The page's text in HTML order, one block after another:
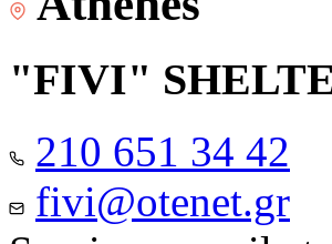
"FIVI"
210 651 34 42
fivi@otenet.gr